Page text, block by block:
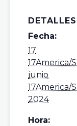
DETALLES
Fecha:
17
17America/
junio
17America/
2024
Hora: